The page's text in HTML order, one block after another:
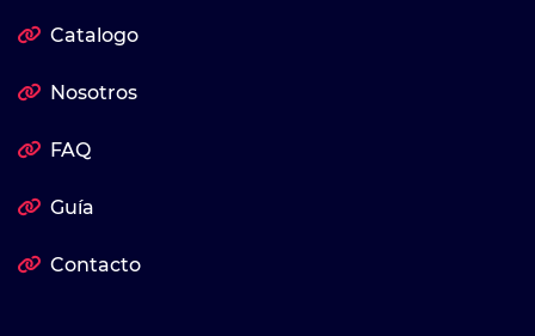
Catalogo
Nosotros
FAQ
Guía
Contacto